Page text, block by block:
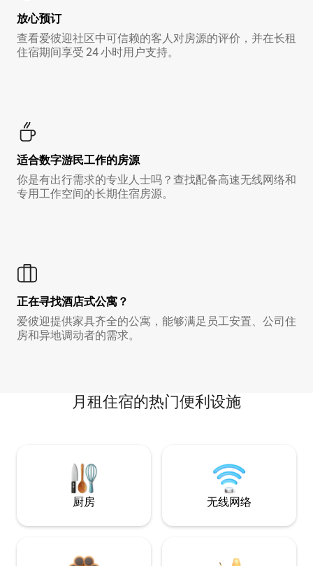
放心预订
查看爱彼迎社区中可信赖的客人对房源的评价，并在长租
住宿期间享受 24 小时用户支持。
适合数字游民工作的房源
你是有出行需求的专业人士吗？查找配备高速无线网络和
专用工作空间的长期住宿房源。
正在寻找酒店式公寓？
爱彼迎提供家具齐全的公寓，能够满足员工安置、公司住
房和异地调动者的需求。
月租住宿的热门便利设施
厨房 无线网络